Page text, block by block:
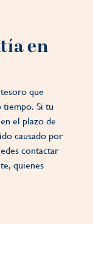
en
que
tiempo. Si tu
el plazo de
causado por
contactar
quienes